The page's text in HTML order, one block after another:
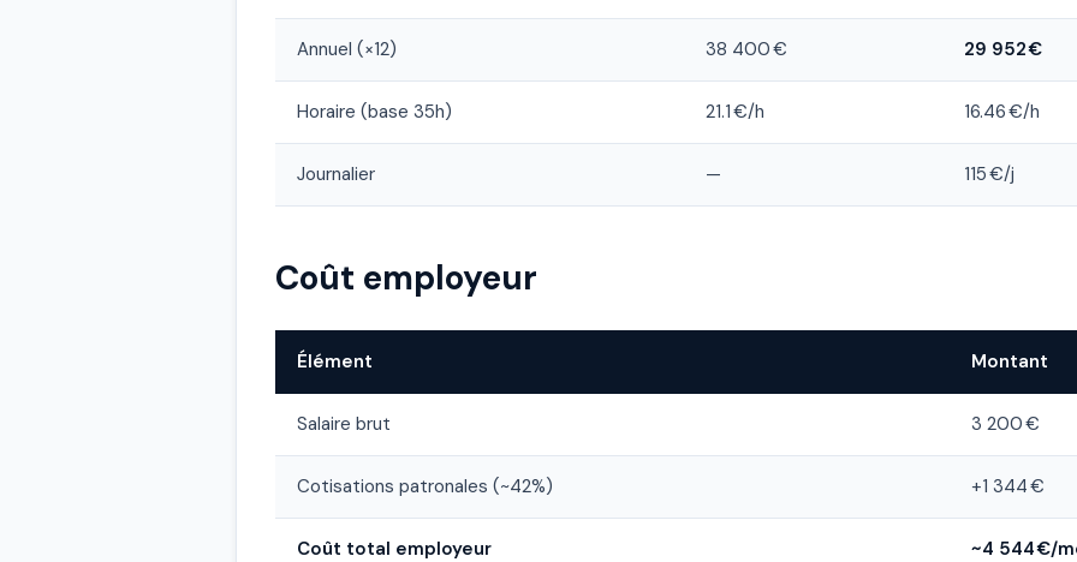
Annuel (×12) 38 400 € 29 952 €
Horaire (base 35h) 21.1 €/h 16.46 €/h
Journalier — 115 €/j
Coût employeur
Élément Montant
Salaire brut 3 200 €
Cotisations patronales (~42%) +1 344 €
Coût total employeur ~4 544 €/